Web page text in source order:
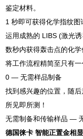
鉴定材料。
1 秒即可获得化学指纹图
运用成熟的 LIBS (激光
数秒内获得轰击点的化学
将工作流程精简至只有
0 — 无需样品制备
找到感兴趣的位置，随后
所见即所测！
无需制备和传输样品 —
德国徕卡 智能正置金相